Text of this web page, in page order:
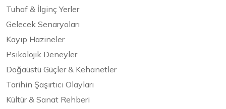
Tuhaf & İlginç Yerler
Gelecek Senaryoları
Kayıp Hazineler
Psikolojik Deneyler
Doğaüstü Güçler & Kehanetler
Tarihin Şaşırtıcı Olayları
Kültür & Sanat Rehberi